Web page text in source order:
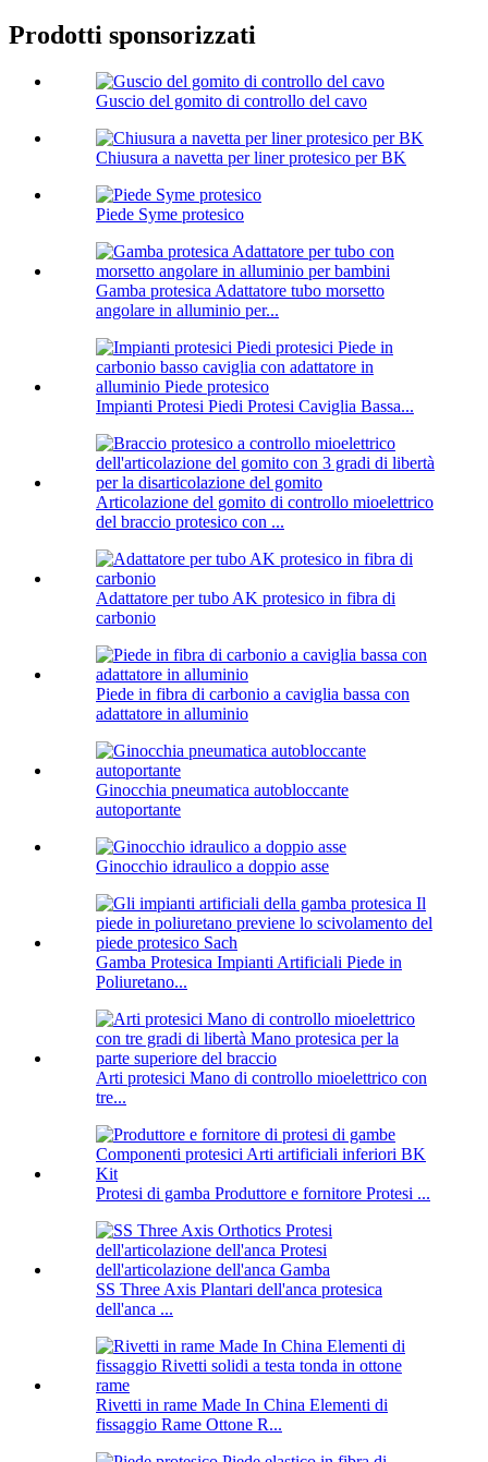
Prodotti sponsorizzati
Guscio del gomito di controllo del cavo
Chiusura a navetta per liner protesico per BK
Piede Syme protesico
Gamba protesica Adattatore tubo morsetto
angolare in alluminio per...
Impianti Protesi Piedi Protesi Caviglia Bassa...
Articolazione del gomito di controllo mioelettrico
del braccio protesico con ...
Adattatore per tubo AK protesico in fibra di
carbonio
Piede in fibra di carbonio a caviglia bassa con
adattatore in alluminio
Ginocchia pneumatica autobloccante
autoportante
Ginocchio idraulico a doppio asse
Gamba Protesica Impianti Artificiali Piede in
Poliuretano...
Arti protesici Mano di controllo mioelettrico con
tre...
Protesi di gamba Produttore e fornitore Protesi ...
SS Three Axis Plantari dell'anca protesica
dell'anca ...
Rivetti in rame Made In China Elementi di
fissaggio Rame Ottone R...